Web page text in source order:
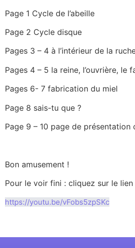
Page 1 Cycle de l’abeille
Page 2 Cycle disque
Pages 3 – 4 à l’intérieur de la
Pages 4 – 5 la reine, l’ouvrière, le
Pages 6- 7 fabrication du miel
Page 8 sais-tu que ?
Page 9 – 10 page de présentation
Bon amusement !
Pour le voir fini : cliquez sur le
https://youtu.be/vFobs5zpSKc